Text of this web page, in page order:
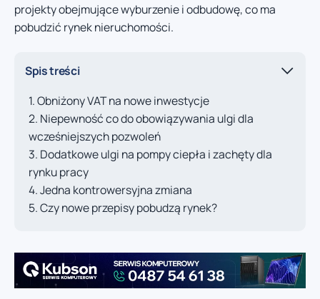
projekty obejmujące wyburzenie i odbudowę, co ma
pobudzić rynek nieruchomości.
Spis treści
Obniżony VAT na nowe inwestycje
Niepewność co do obowiązywania ulgi dla
wcześniejszych pozwoleń
Dodatkowe ulgi na pompy ciepła i zachęty dla
rynku pracy
Jedna kontrowersyjna zmiana
Czy nowe przepisy pobudzą rynek?